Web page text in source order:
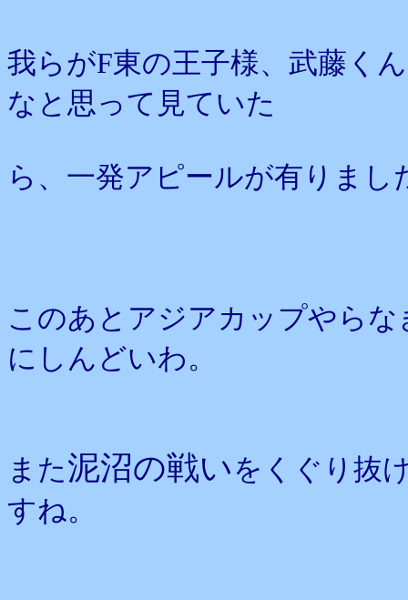
我らがF東の王子様、武藤く
なと思って見ていた
ら、一発アピールが有りま
このあとアジアカップやら
にしんどいわ。
また泥沼の戦いをくぐり抜
すね。